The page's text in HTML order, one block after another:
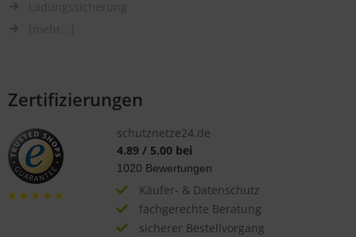
Zertifizierungen
schutznetze24.de
4.89/ 5.00bei
1020 Bewertungen
Käufer- & Datenschutz
fachgerechte Beratung
sicherer Bestellvorgang